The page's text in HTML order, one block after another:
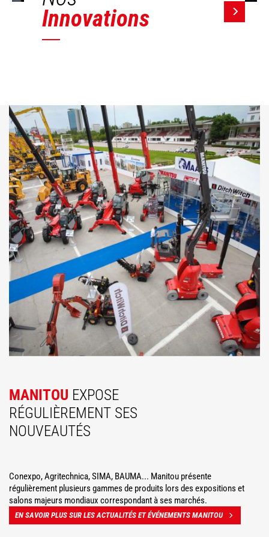
Innovations
MANITOU EXPOSE
RÉGULIÈREMENT SES
NOUVEAUTÉS
Conexpo, Agritechnica, SIMA, BAUMA... Manitou présente
régulièrement plusieurs gammes de produits lors des expositions et
salons majeurs mondiaux correspondant à ses marchés.
EN SAVOIR PLUS SUR LES ACTUALITÉS ET ÉVÉNEMENTS MANITOU